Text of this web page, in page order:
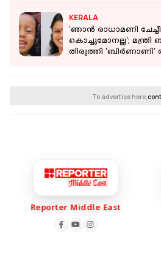
KERALA
'ഞാൻ രാധാമണി
കൊച്ചുമോനല്ല';
തിരുത്തി 'ബിര്‍ണാണി'
To advertise here,
Reporter Middle East